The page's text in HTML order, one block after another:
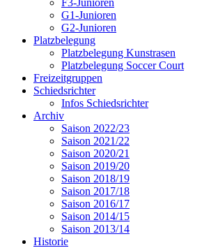
G1-Junioren
G2-Junioren
Platzbelegung
Platzbelegung Kunstrasen
Platzbelegung Soccer Court
Freizeitgruppen
Schiedsrichter
Infos Schiedsrichter
Archiv
Saison 2022/23
Saison 2021/22
Saison 2020/21
Saison 2019/20
Saison 2018/19
Saison 2017/18
Saison 2016/17
Saison 2014/15
Saison 2013/14
Historie